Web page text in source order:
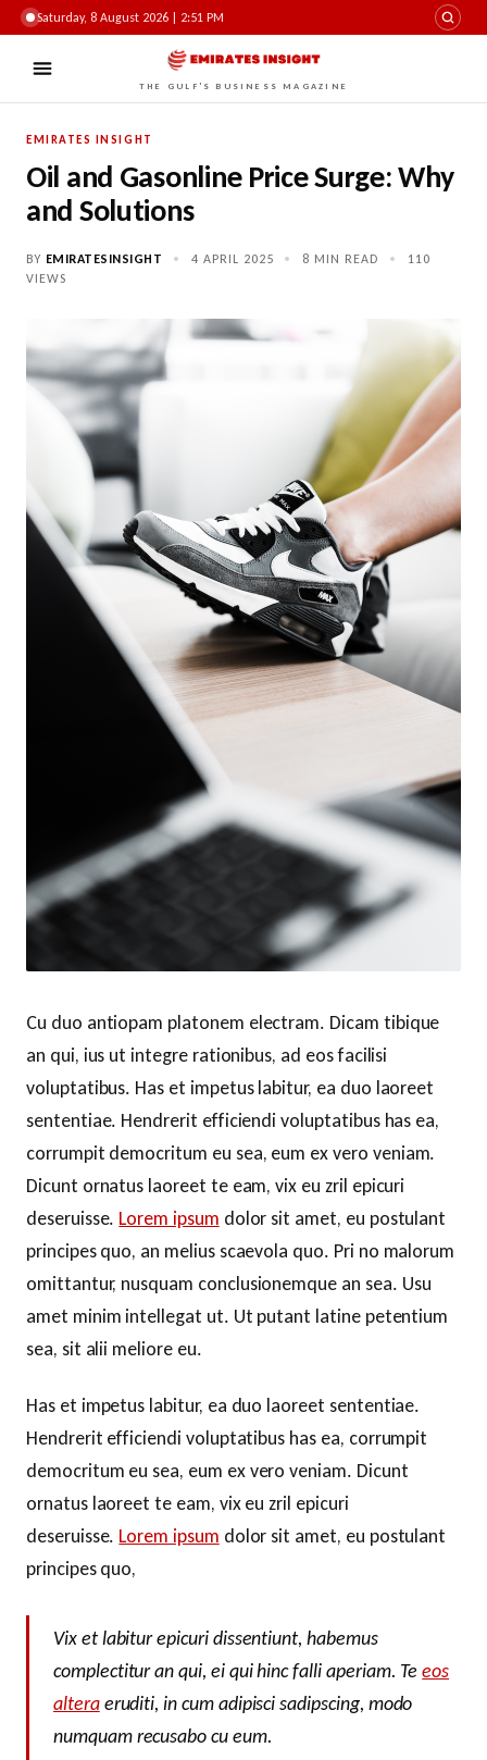
Saturday, 8 August 2026 | 2:52 PM
THE GULF'S BUSINESS MAGAZINE
EMIRATES INSIGHT
Oil and Gasonline Price Surge: Why
and Solutions
BY EMIRATESINSIGHT • 4 APRIL 2025 • 8 MIN READ •
110
VIEWS
Cu duo antiopam platonem electram. Dicam tibique
an qui, ius ut integre rationibus, ad eos facilisi
voluptatibus. Has et impetus labitur, ea duo laoreet
sententiae. Hendrerit efficiendi voluptatibus has ea,
corrumpit democritum eu sea, eum ex vero veniam.
Dicunt ornatus laoreet te eam, vix eu zril epicuri
deseruisse. Lorem ipsum dolor sit amet, eu postulant
principes quo, an melius scaevola quo. Pri no malorum
omittantur, nusquam conclusionemque an sea. Usu
amet minim intellegat ut. Ut putant latine petentium
sea, sit alii meliore eu.
Has et impetus labitur, ea duo laoreet sententiae.
Hendrerit efficiendi voluptatibus has ea, corrumpit
democritum eu sea, eum ex vero veniam. Dicunt
ornatus laoreet te eam, vix eu zril epicuri
deseruisse. Lorem ipsum dolor sit amet, eu postulant
principes quo,
Vix et labitur epicuri dissentiunt, habemus
complectitur an qui, ei qui hinc falli aperiam. Teeos
alteraeruditi, in cum adipisci sadipscing, modo
numquam recusabo cu eum.